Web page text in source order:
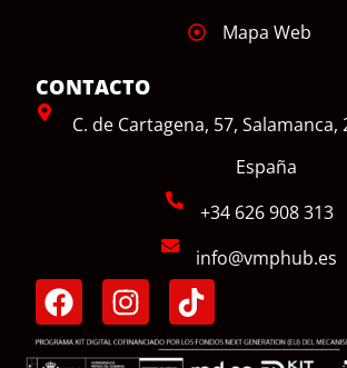
Mapa Web
CONTACTO
C. de Cartagena, 57,
España
+34 626 908 313
info@vmphub.es